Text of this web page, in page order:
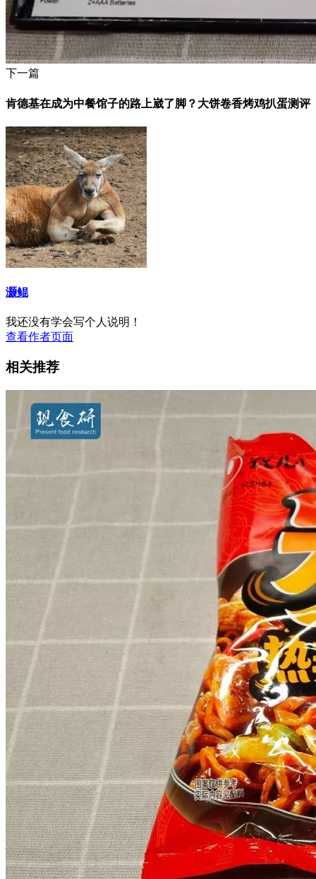
下一篇
肯德基在成为中餐馆子的路上崴了脚？大饼卷香烤鸡扒蛋测评
灏鲲
我还没有学会写个人说明！
查看作者页面
相关推荐